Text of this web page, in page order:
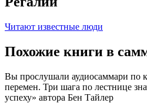
Читают известные люди
Похожие книги в
Вы прослушали аудиосаммари по
перемен. Три шага по лестнице
успеху» автора Бен Тайлер